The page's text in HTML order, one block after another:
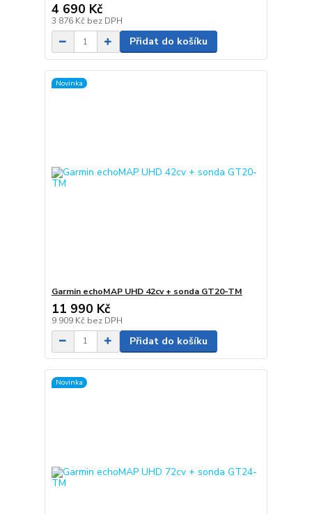
4 690 Kč
3 876 Kč bez DPH
Přidat do košíku
Novinka
Garmin echoMAP UHD 42cv + sonda GT20-TM
11 990 Kč
9 909 Kč bez DPH
Přidat do košíku
Novinka